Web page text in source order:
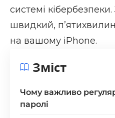
системі
швидкий,
на вашому iPhone.
Зміст
Чому важливо
паролі